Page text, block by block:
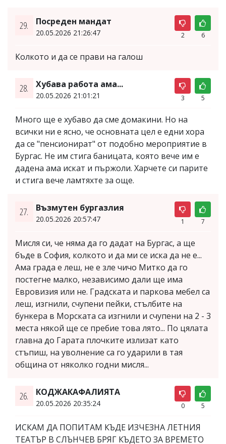
29. Посреден мандат
20.05.2026 21:26:47 2 6
Колкото и да се прави на галош
28. Хубава работа ама...
20.05.2026 21:01:21 3 5
Много ще е хубаво да сме домакини. Но на
всички ни е ясно, че основната цел е едни хора
да се "пенсионират" от подобно мероприятие в
Бургас. Не им стига баницата, която вече им е
дадена ама искат и пържоли. Харчете си парите
и стига вече ламтяхте за още.
27. Възмутен бургазлия
20.05.2026 20:57:47 1 7
Мисля си, че няма да го дадат на Бургас, а ще
бъде в София, колкото и да ми се иска да не е...
Ама града е леш, не е зле чичо Митко да го
постегне малко, независимо дали ще има
Евровизия или не. Градската и паркова мебел са
леш, изгнили, счупени пейки, стълбите на
бункера в Морската са изгнили и счупени на 2 - 3
места някой ще се пребие това лято... По цялата
главна до Гарата плочките излизат като
стъпиш, на уволнение са го ударили в тая
община от няколко годни мисля...
26. КОДЖАКАФАЛИЯТА
20.05.2026 20:35:24 0 5
ИСКАМ ДА ПОПИТАМ КЪДЕ ИЗЧЕЗНА ЛЕТНИЯ
ТЕАТЪР В СЛЪНЧЕВ БРЯГ КЪДЕТО ЗА ВРЕМЕТО